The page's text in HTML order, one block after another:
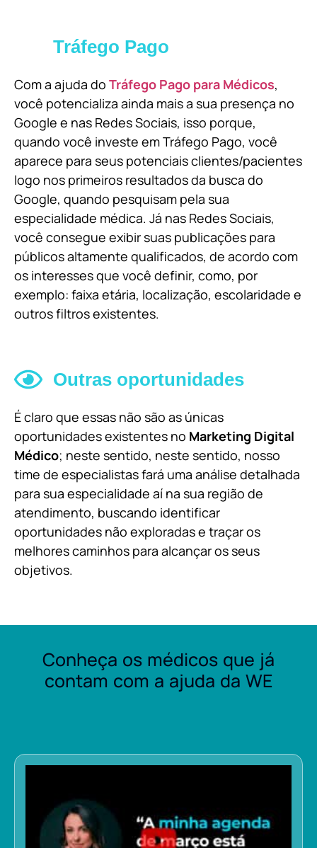
Tráfego Pago
Com a ajuda do Tráfego Pago para Médicos,
você potencializa ainda mais a sua presença no
Google e nas Redes Sociais, isso porque,
quando você investe em Tráfego Pago, você
aparece para seus potenciais clientes/pacientes
logo nos primeiros resultados da busca do
Google, quando pesquisam pela sua
especialidade médica. Já nas Redes Sociais,
você consegue exibir suas publicações para
públicos altamente qualificados, de acordo com
os interesses que você definir, como, por
exemplo: faixa etária, localização, escolaridade e
outros filtros existentes.
Outras oportunidades
É claro que essas não são as únicas
oportunidades existentes no Marketing Digital
Médico; neste sentido, neste sentido, nosso
time de especialistas fará uma análise detalhada
para sua especialidade aí na sua região de
atendimento, buscando identificar
oportunidades não exploradas e traçar os
melhores caminhos para alcançar os seus
objetivos.
Conheça os médicos que já
contam com a ajuda da WE